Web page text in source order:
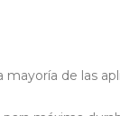
de las